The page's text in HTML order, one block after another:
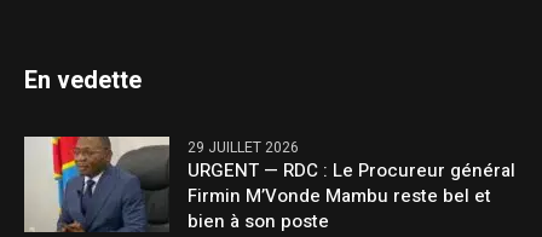
En vedette
29 JUILLET 2026
URGENT — RDC : Le Procureur général
Firmin M’Vonde Mambu reste bel et
bien à son poste